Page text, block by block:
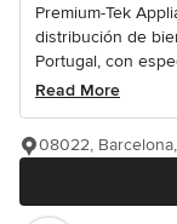
Premium-Tek
distribución de
Portugal, con
Read More
08022,